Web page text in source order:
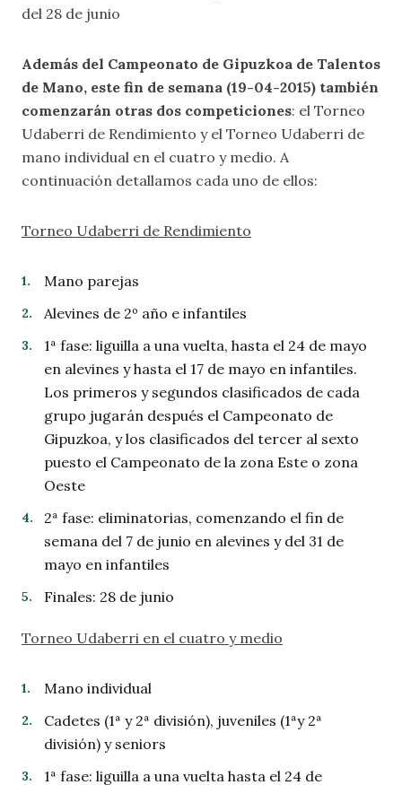
del 28 de junio
Además del Campeonato de Gipuzkoa de Talentos
de Mano, este fin de semana (19-04-2015) también
comenzarán otras dos competiciones: el Torneo
Udaberri de Rendimiento y el Torneo Udaberri de
mano individual en el cuatro y medio. A
continuación detallamos cada uno de ellos:
Torneo Udaberri de Rendimiento
Mano parejas
Alevines de 2º año e infantiles
1ª fase: liguilla a una vuelta, hasta el 24 de mayo
en alevines y hasta el 17 de mayo en infantiles.
Los primeros y segundos clasificados de cada
grupo jugarán después el Campeonato de
Gipuzkoa, y los clasificados del tercer al sexto
puesto el Campeonato de la zona Este o zona
Oeste
2ª fase: eliminatorias, comenzando el fin de
semana del 7 de junio en alevines y del 31 de
mayo en infantiles
Finales: 28 de junio
Torneo Udaberri en el cuatro y medio
Mano individual
Cadetes (1ª y 2ª división), juveniles (1ªy 2ª
división) y seniors
1ª fase: liguilla a una vuelta hasta el 24 de